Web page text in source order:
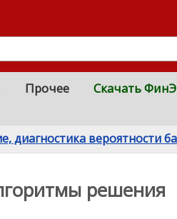
Прочее Скачать
диагностика вероятности
решения